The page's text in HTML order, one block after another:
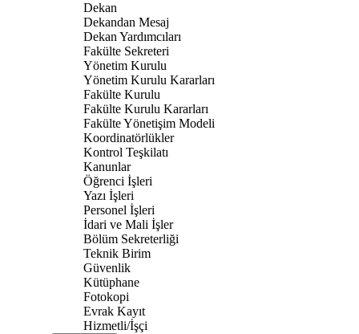
Dekan
Dekandan Mesaj
Dekan Yardımcıları
Fakülte Sekreteri
Yönetim Kurulu
Yönetim Kurulu Kararları
Fakülte Kurulu
Fakülte Kurulu Kararları
Fakülte Yönetişim Modeli
Koordinatörlükler
Kontrol Teşkilatı
Kanunlar
Öğrenci İşleri
Yazı İşleri
Personel İşleri
İdari ve Mali İşler
Bölüm Sekreterliği
Teknik Birim
Güvenlik
Kütüphane
Fotokopi
Evrak Kayıt
Hizmetli/İşçi